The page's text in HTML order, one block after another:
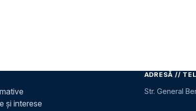
și interese
ADRESĂ //
Str. General